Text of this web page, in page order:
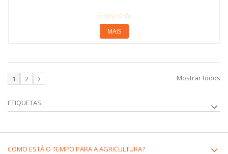
MAIS
Mostrar todos
1 2
ETIQUETAS
COMO ESTÁ O TEMPO PARA A AGRICULTURA?